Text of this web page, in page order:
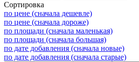
Сортировка
по цене (сначала дешевле)
по цене (сначала дороже)
по площади (сначала маленькая)
по площади (сначала большая)
по дате добавления (сначала новые)
по дате добавления (сначала старые)